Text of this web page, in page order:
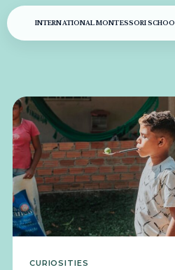
INTERNATIONAL MONTESSORI
CURIOSITIES